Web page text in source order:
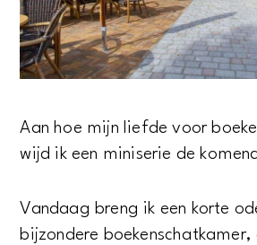
Aan hoe mijn liefde voor
wijd ik een miniserie de
Vandaag breng ik een korte
bijzondere